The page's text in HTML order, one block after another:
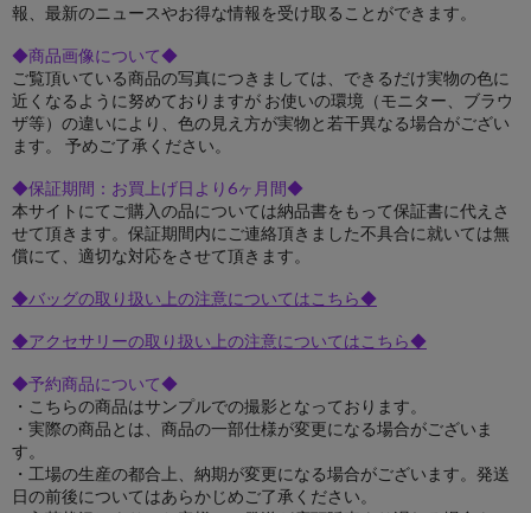
報、最新のニュースやお得な情報を受け取ることができます。
◆商品画像について◆
ご覧頂いている商品の写真につきましては、できるだけ実物の色に
近くなるように努めておりますが お使いの環境（モニター、ブラウ
ザ等）の違いにより、色の見え方が実物と若干異なる場合がござい
ます。 予めご了承ください。
◆保証期間：お買上げ日より6ヶ月間◆
本サイトにてご購入の品については納品書をもって保証書に代えさ
せて頂きます。保証期間内にご連絡頂きました不具合に就いては無
償にて、適切な対応をさせて頂きます。
◆バッグの取り扱い上の注意についてはこちら◆
◆アクセサリーの取り扱い上の注意についてはこちら◆
◆予約商品について◆
・こちらの商品はサンプルでの撮影となっております。
・実際の商品とは、商品の一部仕様が変更になる場合がございま
す。
・工場の生産の都合上、納期が変更になる場合がございます。発送
日の前後についてはあらかじめご了承ください。